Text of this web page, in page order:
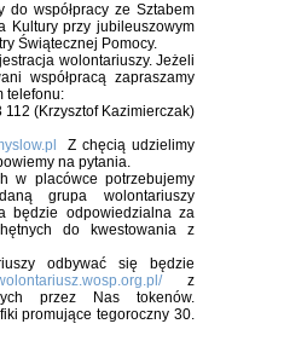
do współpracy ze Sztabem
Kultury przy jubileuszowym
Świątecznej Pomocy.
wolontariuszy. Jeżeli
współpracą zapraszamy
telefonu:
(Krzysztof Kazimierczak)
Z chęcią udzielimy
na pytania.
w placówce potrzebujemy
grupa wolontariuszy
będzie odpowiedzialna za
do kwestowania z
odbywać się będzie
z
przez Nas tokenów.
promujące tegoroczny 30.